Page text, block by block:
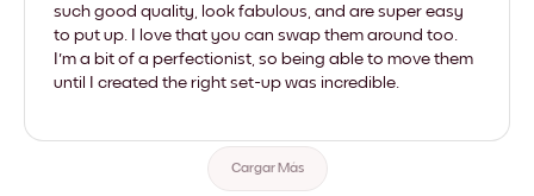
such good quality, look fabulous, and are super easy
to put up. I love that you can swap them around too.
I'm a bit of a perfectionist, so being able to move them
until I created the right set-up was incredible.
Cargar Más